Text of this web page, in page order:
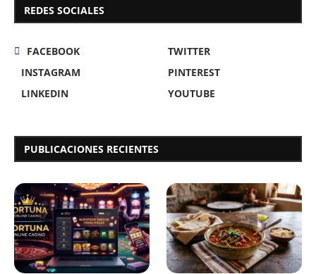
REDES SOCIALES
FACEBOOK
TWITTER
INSTAGRAM
PINTEREST
LINKEDIN
YOUTUBE
PUBLICACIONES RECIENTES